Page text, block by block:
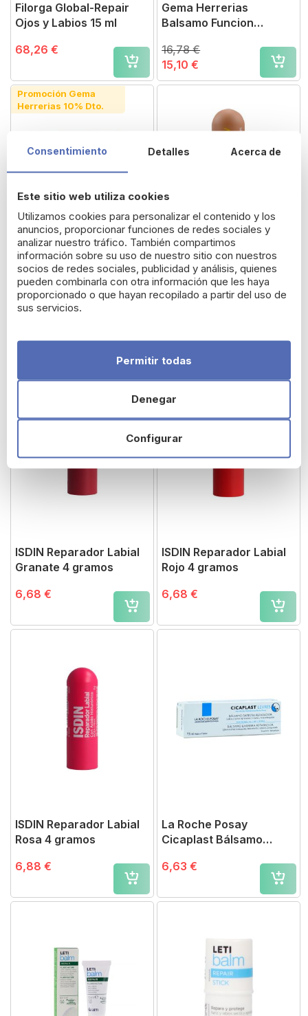
Filorga Global-Repair
Ojos y Labios 15 ml
68,26 €
Gema Herrerias
Balsamo Funcion
15,10 €
16,78 €
Promoción Gema
Herrerias 10% Dto.
Gema Herrerías Cofre
Navidad Descifra tu
Código Piel
64,60 €
Isdin Protector Labios
Hipersensibles
ISDIN Reparador Labial
Granate 4 gramos
6,68 €
ISDIN Reparador Labial
Rojo 4 gramos
6,68 €
ISDIN Reparador Labial
Rosa 4 gramos
6,88 €
La Roche Posay
Cicaplast Bálsamo
6,63 €
Consentimiento Detalles Acerca de
Este sitio web utiliza cookies
Utilizamos cookies para personalizar el contenido y los
anuncios, proporcionar funciones de redes sociales y
analizar nuestro tráfico. También compartimos
información sobre su uso de nuestro sitio con nuestros
socios de redes sociales, publicidad y análisis, quienes
pueden combinarla con otra información que les haya
proporcionado o que hayan recopilado a partir del uso de
sus servicios.
Configurar
Denegar
Permitir todas